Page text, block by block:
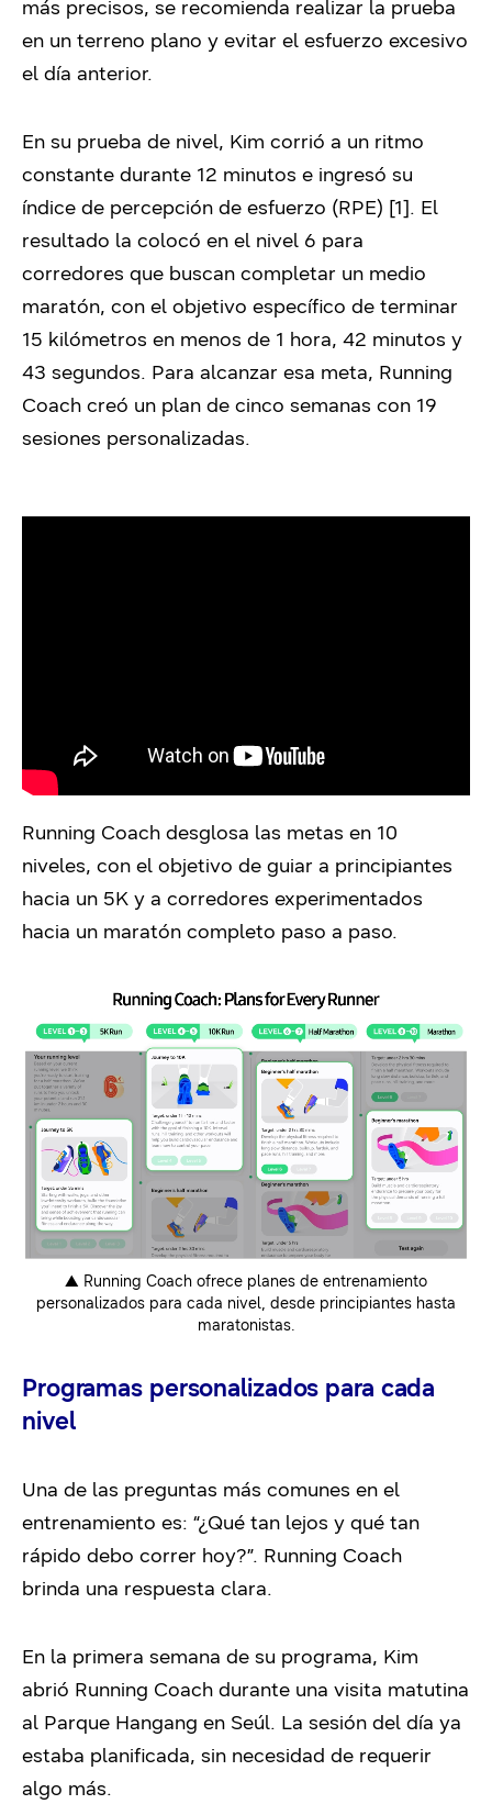
más precisos, se recomienda realizar la prueba
en un terreno plano y evitar el esfuerzo excesivo
el día anterior.
En su prueba de nivel, Kim corrió a un ritmo
constante durante 12 minutos e ingresó su
índice de percepción de esfuerzo (RPE) [1]. El
resultado la colocó en el nivel 6 para
corredores que buscan completar un medio
maratón, con el objetivo específico de terminar
15 kilómetros en menos de 1 hora, 42 minutos y
43 segundos. Para alcanzar esa meta, Running
Coach creó un plan de cinco semanas con 19
sesiones personalizadas.
Running Coach desglosa las metas en 10
niveles, con el objetivo de guiar a principiantes
hacia un 5K y a corredores experimentados
hacia un maratón completo paso a paso.
▲ Running Coach ofrece planes de entrenamiento
personalizados para cada nivel, desde principiantes hasta
maratonistas.
Programas personalizados para cada
nivel
Una de las preguntas más comunes en el
entrenamiento es: “¿Qué tan lejos y qué tan
rápido debo correr hoy?”. Running Coach
brinda una respuesta clara.
En la primera semana de su programa, Kim
abrió Running Coach durante una visita matutina
al Parque Hangang en Seúl. La sesión del día ya
estaba planificada, sin necesidad de requerir
algo más.